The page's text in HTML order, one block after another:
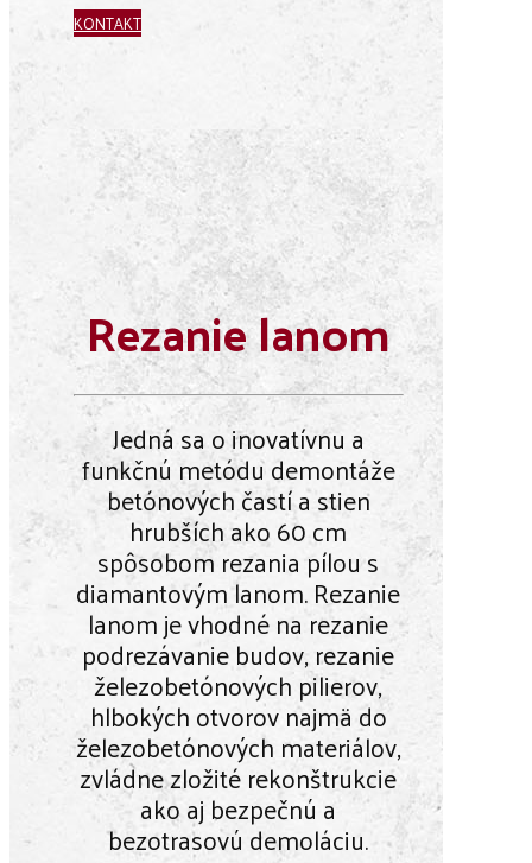
KONTAKT
Rezanie lanom
Jedná sa o inovatívnu a
funkčnú metódu demontáže
betónových častí a stien
hrubších ako 60 cm
spôsobom rezania pílou s
diamantovým lanom. Rezanie
lanom je vhodné na rezanie
podrezávanie budov, rezanie
železobetónových pilierov,
hlbokých otvorov najmä do
železobetónových materiálov,
zvládne zložité rekonštrukcie
ako aj bezpečnú a
bezotrasovú demoláciu.